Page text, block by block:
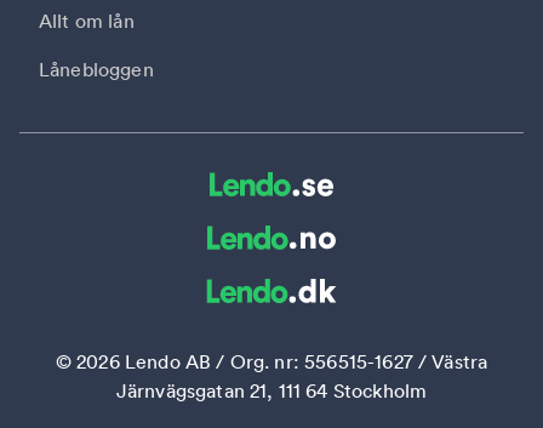
Allt om lån
Lånebloggen
©2026Lendo AB / Org. nr: 556515-1627 / Västra
Järnvägsgatan 21, 111 64 Stockholm